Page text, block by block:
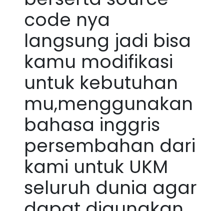
code nya
langsung jadi bisa
kamu modifikasi
untuk kebutuhan
mu,menggunakan
bahasa inggris
persembahan dari
kami untuk UKM
seluruh dunia agar